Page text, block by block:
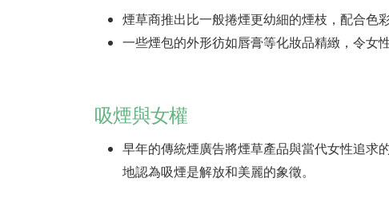
煙草商推出比一般捲煙更幼細的煙枝，配合色
一些煙包的外形彷如唇膏等化妝品精緻，令女
吸煙與女權
早年的傳統煙廣告將煙草產品與當代女性追求
地認為吸煙是解放和美麗的象徵。